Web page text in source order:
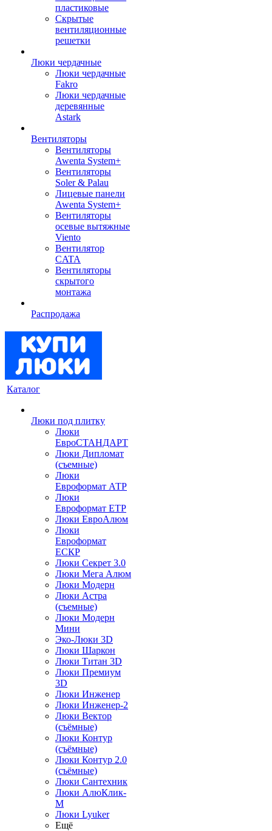
пластиковые
Скрытые
вентиляционные
решетки
Люки чердачные
Люки чердачные
Fakro
Люки чердачные
деревянные
Astark
Вентиляторы
Вентиляторы
Awenta System+
Вентиляторы
Soler & Palau
Лицевые панели
Awenta System+
Вентиляторы
осевые вытяжные
Viento
Вентилятор
CATA
Вентиляторы
скрытого
монтажа
Распродажа
Каталог
Люки под плитку
Люки
ЕвроСТАНДАРТ
Люки Дипломат
(съемные)
Люки
Евроформат АТР
Люки
Евроформат ЕТР
Люки ЕвроАлюм
Люки
Евроформат
ЕСКР
Люки Секрет 3.0
Люки Мега Алюм
Люки Модерн
Люки Астра
(съемные)
Люки Модерн
Мини
Эко-Люки 3D
Люки Шаркон
Люки Титан 3D
Люки Премиум
3D
Люки Инженер
Люки Инженер-2
Люки Вектор
(съёмные)
Люки Контур
(съёмные)
Люки Контур 2.0
(съёмные)
Люки Сантехник
Люки АлюКлик-
М
Люки Lyuker
Ещё